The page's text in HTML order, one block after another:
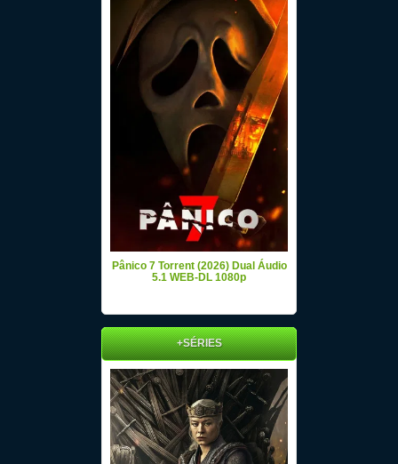
Pânico 7 Torrent (2026) Dual Áudio
5.1 WEB-DL 1080p
+SÉRIES